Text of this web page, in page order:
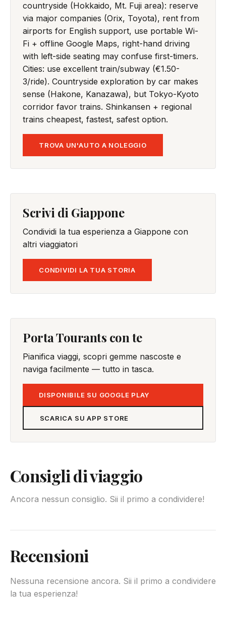
countryside (Hokkaido, Mt. Fuji area): reserve
via major companies (Orix, Toyota), rent from
airports for English support, use portable Wi-
Fi + offline Google Maps, right-hand driving
with left-side seating may confuse first-timers.
Cities: use excellent train/subway (€1.50-
3/ride). Countryside exploration by car makes
sense (Hakone, Kanazawa), but Tokyo-Kyoto
corridor favor trains. Shinkansen + regional
trains cheapest, fastest, safest option.
TROVA UN'AUTO A NOLEGGIO
Scrivi di Giappone
Condividi la tua esperienza a Giappone con
altri viaggiatori
CONDIVIDI LA TUA STORIA
Porta Tourants con te
Pianifica viaggi, scopri gemme nascoste e
naviga facilmente — tutto in tasca.
DISPONIBILE SU GOOGLE PLAY
SCARICA SU APP STORE
Consigli di viaggio
Ancora nessun consiglio. Sii il primo a condividere!
Recensioni
Nessuna recensione ancora. Sii il primo a condividere
la tua esperienza!